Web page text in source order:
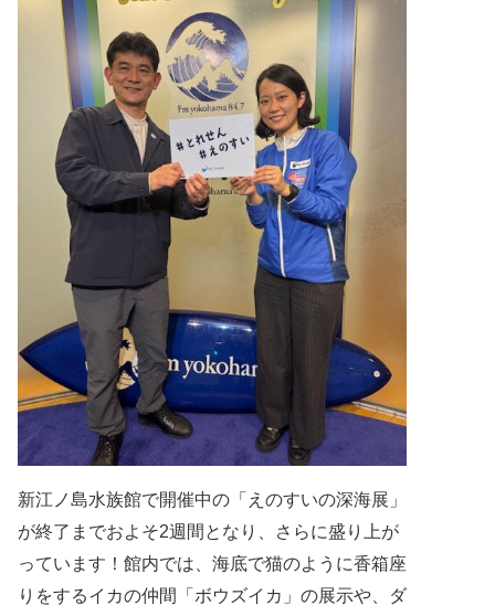
新江ノ島水族館で開催中の「えのすいの深海展」
が終了までおよそ2週間となり、さらに盛り上が
っています！ 館内では、海底で猫のように香箱座
りをするイカの仲間
「ボウズイカ」の展示や、ダ